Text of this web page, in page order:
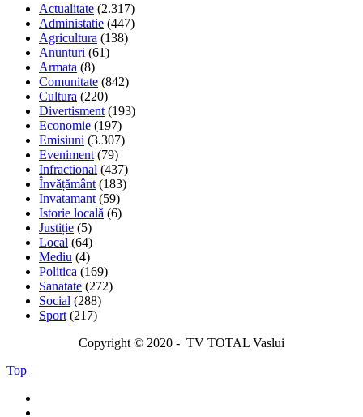
Actualitate (2.317)
Administatie (447)
Agricultura (138)
Anunturi (61)
Armata (8)
Comunitate (842)
Cultura (220)
Divertisment (193)
Economie (197)
Emisiuni (3.307)
Eveniment (79)
Infractional (437)
Învățământ (183)
Invatamant (59)
Istorie locală (6)
Justiție (5)
Local (64)
Mediu (4)
Politica (169)
Sanatate (272)
Social (288)
Sport (217)
Copyright © 2020 - TV TOTAL Vaslui
Top